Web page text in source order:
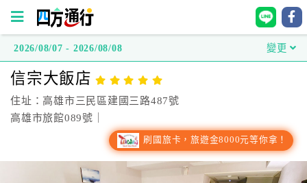
方
通
行
2026/08/07 - 2026/08/08 變更
信宗大飯店
住址：高雄市三民區建國三路487號
高雄市旅館089號｜
刷國旅卡，旅遊金8000元等你拿！